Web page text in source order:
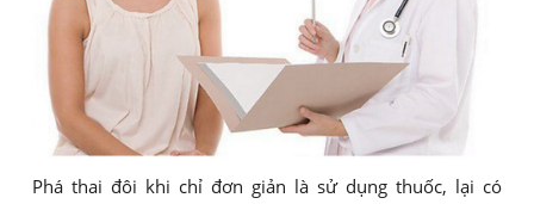
Phá thai đôi khi chỉ đơn giản là sử dụng thuốc, lại có